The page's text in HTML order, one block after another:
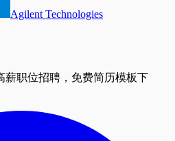
Agilent Technologies
职位招聘，免费简历模板下